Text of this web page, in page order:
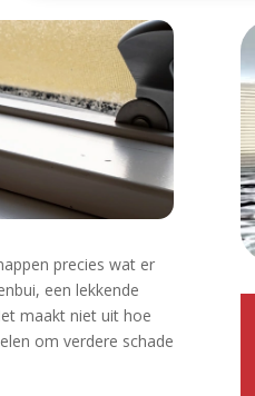
precies wat er
een lekkende
maakt niet uit hoe
om verdere schade